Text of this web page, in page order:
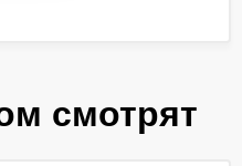
смотрят